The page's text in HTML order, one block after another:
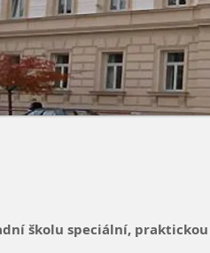
školu speciální,